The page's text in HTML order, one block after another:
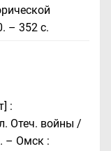
– 352 с.
:
Отеч. войны /
– Омск :